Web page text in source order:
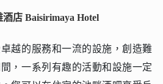
店 Baisirimaya Hotel
越的服務和一流的設施，創造難
，一系列有趣的活動和設施一定